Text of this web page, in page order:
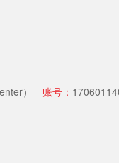
） 账号：